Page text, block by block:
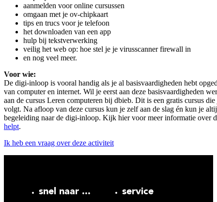
aanmelden voor online cursussen
omgaan met je ov-chipkaart
tips en trucs voor je telefoon
het downloaden van een app
hulp bij tekstverwerking
veilig het web op: hoe stel je je virusscanner firewall in
en nog veel meer.
Voor wie:
De digi-inloop is vooral handig als je al basisvaardigheden hebt
van computer en internet. Wil je eerst aan deze basisvaardigheden
aan de cursus Leren computeren bij dbieb. Dit is een gratis cursus
volgt. Na afloop van deze cursus kun je zelf aan de slag én kun je
begeleiding naar de digi-inloop. Kijk hier voor meer informatie over
helpt.
Ik heb een vraag over deze activiteit
snel naar ... service